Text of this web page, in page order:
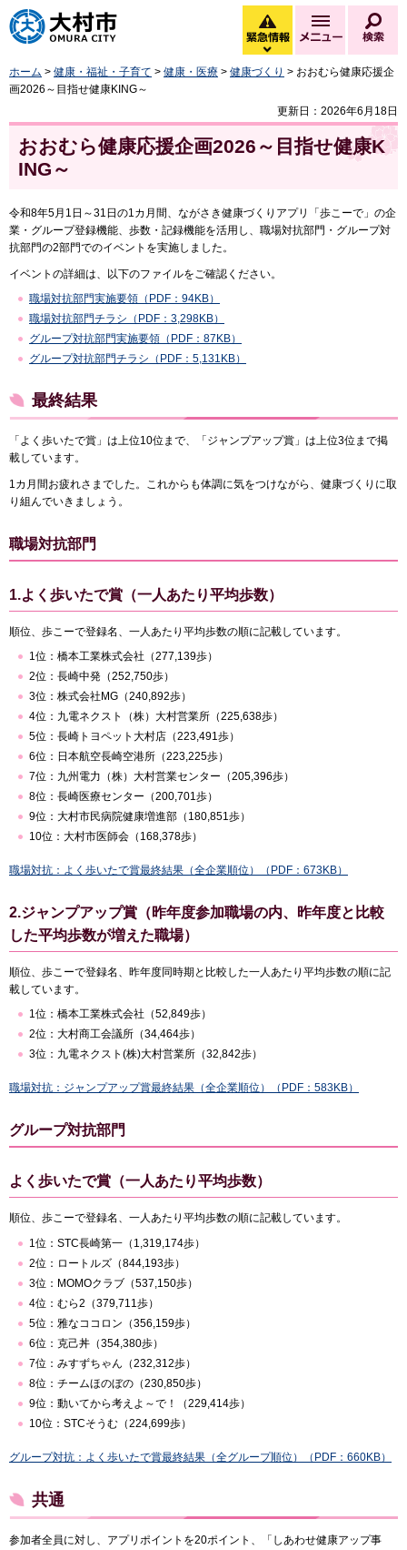
大村市
緊急情報
緊急情報を開く
メニュー
ホーム > 健康・福祉・子育て > 健康・医療 > 健康づくり > おおむら健康応援企
画2026～目指せ健康KING～
更新日：2026年6月18日
おおむら健康応援企画2026～目指せ健康K
ING～
令和8年5月1日～31日の1カ月間、ながさき健康づくりアプリ「歩こーで」の企
業・グループ登録機能、歩数・記録機能を活用し、職場対抗部門・グループ対
抗部門の2部門でのイベントを実施しました。
イベントの詳細は、以下のファイルをご確認ください。
職場対抗部門実施要領（PDF：94KB）
職場対抗部門チラシ（PDF：3,298KB）
グループ対抗部門実施要領（PDF：87KB）
グループ対抗部門チラシ（PDF：5,131KB）
最終結果
「よく歩いたで賞」は上位10位まで、「ジャンプアップ賞」は上位3位まで掲
載しています。
1カ月間お疲れさまでした。これからも体調に気をつけながら、健康づくりに取
り組んでいきましょう。
職場対抗部門
1.よく歩いたで賞（一人あたり平均歩数）
順位、歩こーで登録名、一人あたり平均歩数の順に記載しています。
1位：橋本工業株式会社（277,139歩）
2位：長崎中発（252,750歩）
3位：株式会社MG（240,892歩）
4位：九電ネクスト（株）大村営業所（225,638歩）
5位：長崎トヨペット大村店（223,491歩）
6位：日本航空長崎空港所（223,225歩）
7位：九州電力（株）大村営業センター（205,396歩）
8位：長崎医療センター（200,701歩）
9位：大村市民病院健康増進部（180,851歩）
10位：大村市医師会（168,378歩）
職場対抗：よく歩いたで賞最終結果（全企業順位）（PDF：673KB）
2.ジャンプアップ賞（昨年度参加職場の内、昨年度と比較
した平均歩数が増えた職場）
順位、歩こーで登録名、昨年度同時期と比較した一人あたり平均歩数の順に記
載しています。
1位：橋本工業株式会社（52,849歩）
2位：大村商工会議所（34,464歩）
3位：九電ネクスト(株)大村営業所（32,842歩）
職場対抗：ジャンプアップ賞最終結果（全企業順位）（PDF：583KB）
グループ対抗部門
よく歩いたで賞（一人あたり平均歩数）
順位、歩こーで登録名、一人あたり平均歩数の順に記載しています。
1位：STC長崎第一（1,319,174歩）
2位：ロートルズ（844,193歩）
3位：MOMOクラブ（537,150歩）
4位：むら2（379,711歩）
5位：雅なココロン（356,159歩）
6位：克己丼（354,380歩）
7位：みすずちゃん（232,312歩）
8位：チームほのぼの（230,850歩）
9位：動いてから考えよ～で！（229,414歩）
10位：STCそうむ（224,699歩）
グループ対抗：よく歩いたで賞最終結果（全グループ順位）（PDF：660KB）
共通
参加者全員に対し、アプリポイントを20ポイント、「しあわせ健康アップ事